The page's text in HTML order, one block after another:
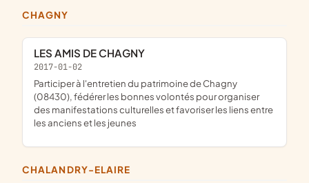
CHAGNY
LES AMIS DE CHAGNY
2017-01-02
participer à l'entretien du patrimoine de Chagny
(08430), fédérer les bonnes volontés pour organiser
des manifestations culturelles et favoriser les liens entre
les anciens et les jeunes
CHALANDRY-ELAIRE